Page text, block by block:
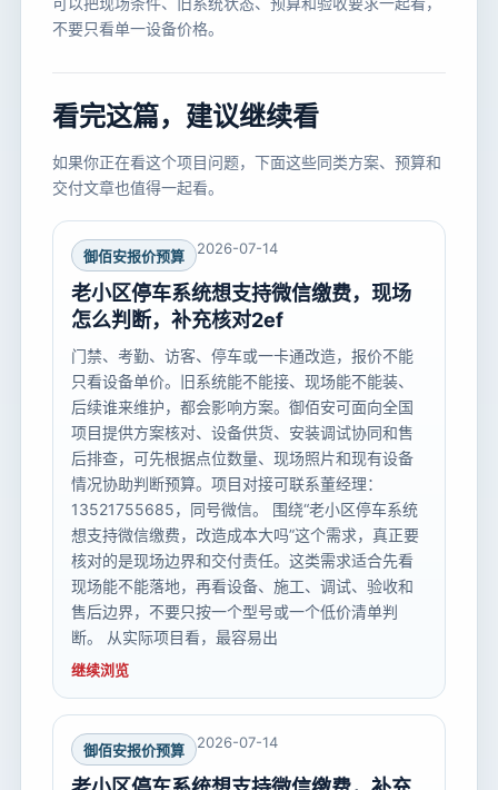
不要只看单一设备价格。
看完这篇，建议继续看
如果你正在看这个项目问题，下面这些同类方案、预算和
交付文章也值得一起看。
御佰安报价预算 2026-07-14
老小区停车系统想支持微信缴费，现场
怎么判断，补充核对2ef
门禁、考勤、访客、停车或一卡通改造，报价不能
只看设备单价。旧系统能不能接、现场能不能装、
后续谁来维护，都会影响方案。御佰安可面向全国
项目提供方案核对、设备供货、安装调试协同和售
后排查，可先根据点位数量、现场照片和现有设备
情况协助判断预算。项目对接可联系董经理：
13521755685，同号微信。 围绕“老小区停车系统
想支持微信缴费，改造成本大吗”这个需求，真正要
核对的是现场边界和交付责任。这类需求适合先看
现场能不能落地，再看设备、施工、调试、验收和
售后边界，不要只按一个型号或一个低价清单判
断。 从实际项目看，最容易出
继续浏览
御佰安报价预算 2026-07-14